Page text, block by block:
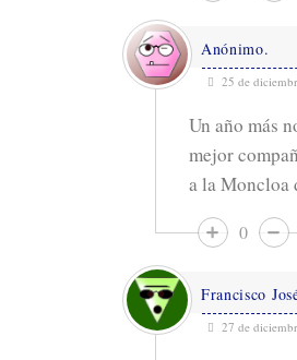
Anónimo.
25 de
Un año más
mejor
a la Moncloa
0
Francisco
27 de